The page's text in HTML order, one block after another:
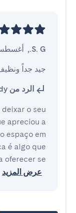
S. G.
, أغسطس
جيد جداً
الرد من GuestReady
o seu
apreciou a
espaço em
é algo que
oferecer se
عرض المزيد